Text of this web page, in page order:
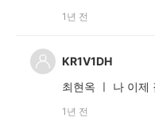
1년 전
KR1V1DH
최현옥 ㅣ 나 이제
1년 전